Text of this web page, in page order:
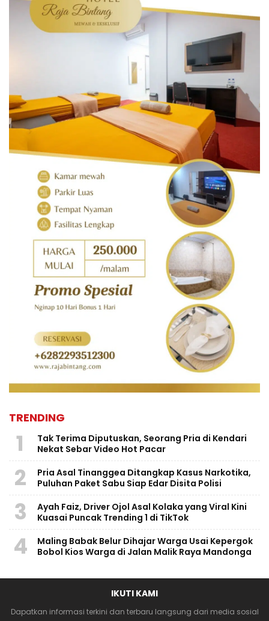
TRENDING
1
Tak Terima Diputuskan, Seorang Pria di Kendari
Nekat Sebar Video Hot Pacar
2
Pria Asal Tinanggea Ditangkap Kasus Narkotika,
Puluhan Paket Sabu Siap Edar Disita Polisi
3
Ayah Faiz, Driver Ojol Asal Kolaka yang Viral Kini
Kuasai Puncak Trending 1 di TikTok
4
Maling Babak Belur Dihajar Warga Usai Kepergok
Bobol Kios Warga di Jalan Malik Raya Mandonga
IKUTI KAMI
Dapatkan informasi terkini dan terbaru langsung dari media sosial